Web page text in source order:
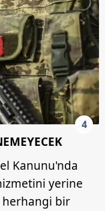
4
Kanunu'nda
yerine
bir